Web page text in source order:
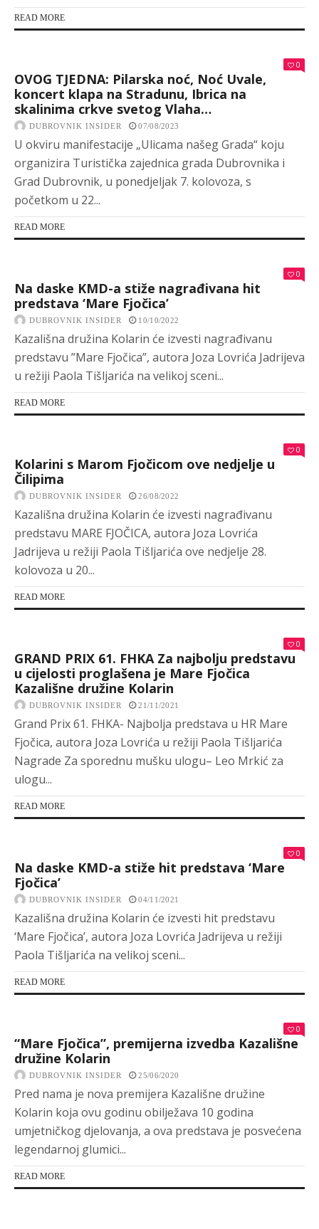
READ MORE
0
OVOG TJEDNA: Pilarska noć, Noć Uvale,
koncert klapa na Stradunu, Ibrica na
skalinima crkve svetog Vlaha…
DUBROVNIK INSIDER 07/08/2023
U okviru manifestacije „Ulicama našeg Grada“ koju
organizira Turistička zajednica grada Dubrovnika i
Grad Dubrovnik, u ponedjeljak 7. kolovoza, s
početkom u 22...
READ MORE
0
Na daske KMD-a stiže nagrađivana hit
predstava ‘Mare Fjočica’
DUBROVNIK INSIDER 10/10/2022
Kazališna družina Kolarin će izvesti nagrađivanu
predstavu ”Mare Fjočica”, autora Joza Lovrića Jadrijeva
u režiji Paola Tišljarića na velikoj sceni...
READ MORE
0
Kolarini s Marom Fjočicom ove nedjelje u
Čilipima
DUBROVNIK INSIDER 26/08/2022
Kazališna družina Kolarin će izvesti nagrađivanu
predstavu MARE FJOČICA, autora Joza Lovrića
Jadrijeva u režiji Paola Tišljarića ove nedjelje 28.
kolovoza u 20...
READ MORE
0
GRAND PRIX 61. FHKA Za najbolju predstavu
u cijelosti proglašena je Mare Fjočica
Kazališne družine Kolarin
DUBROVNIK INSIDER 21/11/2021
Grand Prix 61. FHKA- Najbolja predstava u HR Mare
Fjočica, autora Joza Lovrića u režiji Paola Tišljarića
Nagrade Za sporednu mušku ulogu– Leo Mrkić za
ulogu...
READ MORE
0
Na daske KMD-a stiže hit predstava ‘Mare
Fjočica’
DUBROVNIK INSIDER 04/11/2021
Kazališna družina Kolarin će izvesti hit predstavu
‘Mare Fjočica’, autora Joza Lovrića Jadrijeva u režiji
Paola Tišljarića na velikoj sceni...
READ MORE
0
“Mare Fjočica”, premijerna izvedba Kazališne
družine Kolarin
DUBROVNIK INSIDER 25/06/2020
Pred nama je nova premijera Kazališne družine
Kolarin koja ovu godinu obilježava 10 godina
umjetničkog djelovanja, a ova predstava je posvećena
legendarnoj glumici...
READ MORE